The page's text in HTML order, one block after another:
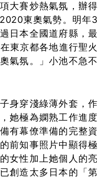
大賽炒熱氣氛，辦得
東奧氣勢。明年3
日本全國道府縣，最
東京都各地進行聖火
氣氛。」小池不急不
身穿淺綠薄外套，作
她極為嫻熟工作進度
有幕僚準備的完整資
前知事照片中顯得極
女性加上她個人的亮
創造太多日本的「第